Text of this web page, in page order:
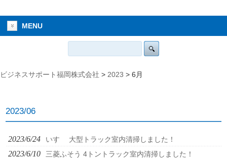
MENU
ビジネスサポート福岡株式会社 > 2023 > 6月
2023/06
2023/6/24 いすゞ 大型トラック室内清掃しました！
2023/6/10 三菱ふそう 4トントラック室内清掃しました！